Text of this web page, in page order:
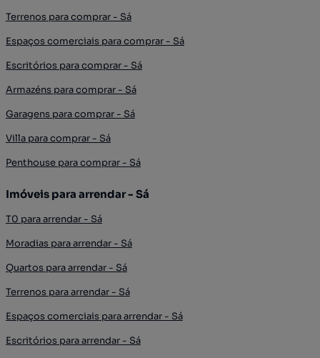
Terrenos para comprar - Sá
Espaços comerciais para comprar - Sá
Escritórios para comprar - Sá
Armazéns para comprar - Sá
Garagens para comprar - Sá
Villa para comprar - Sá
Penthouse para comprar - Sá
Imóveis para arrendar - Sá
T0 para arrendar - Sá
Moradias para arrendar - Sá
Quartos para arrendar - Sá
Terrenos para arrendar - Sá
Espaços comerciais para arrendar - Sá
Escritórios para arrendar - Sá